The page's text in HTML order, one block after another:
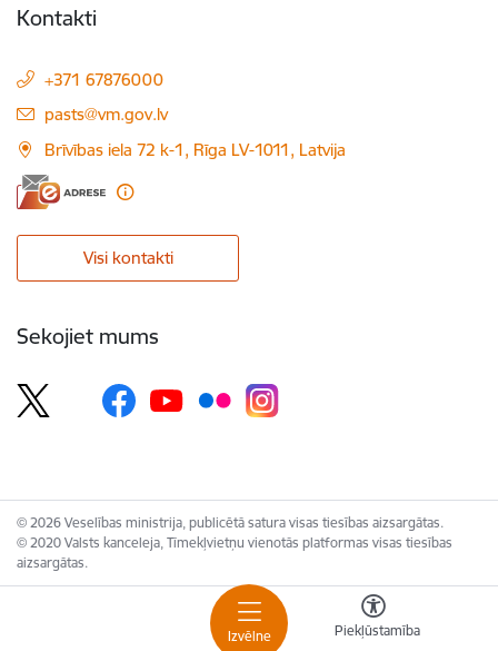
Izvēlne Piekļūstamība
Kontakti
+371 67876000
E-pasts:
pasts@vm.gov.lv
Brīvības iela 72 k-1, Rīga LV-1011, Latvija
Visi kontakti
Sekojiet mums
© 2026 Veselības ministrija, publicētā satura visas tiesības aizsargātas.
© 2020 Valsts kanceleja, Tīmekļvietņu vienotās platformas visas tiesības
aizsargātas.